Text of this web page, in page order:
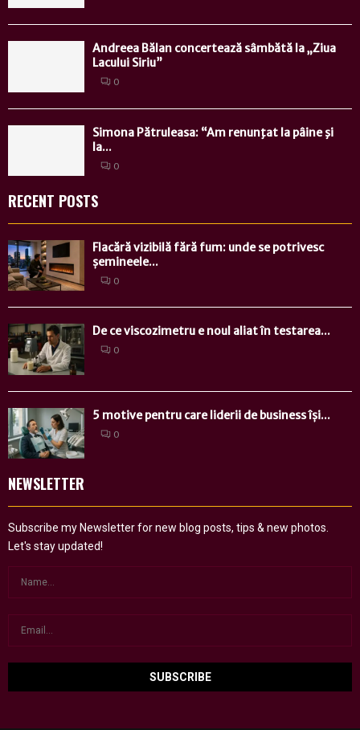
Andreea Bălan concertează sâmbătă la „Ziua
Lacului Siriu”
0
Simona Pătruleasa: “Am renunţat la pâine şi
la...
0
RECENT POSTS
Flacără vizibilă fără fum: unde se potrivesc
șemineele...
0
De ce viscozimetru e noul aliat în testarea...
0
5 motive pentru care liderii de business își...
0
NEWSLETTER
Subscribe my Newsletter for new blog posts, tips & new photos.
Let's stay updated!